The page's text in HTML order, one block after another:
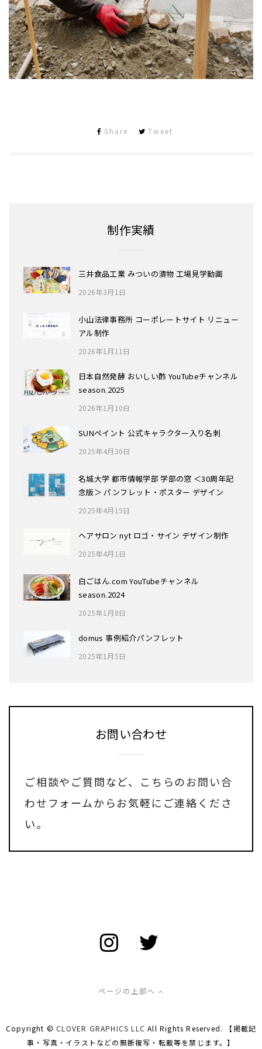
Share Tweet
制作実績
三井食品工業 みついの漬物 工場見学動画
2026年3月1日
小山法律事務所 コーポレートサイト リニュー
アル制作
2026年1月11日
日本自然発酵 おいしい酢 YouTubeチャンネル
season.2025
2026年1月10日
SUNペイント 公式キャラクター入り名刺
2025年4月30日
名城大学 都市情報学部 学部の窓 ＜30周年記
念版＞ パンフレット・ポスター デザイン
2025年4月15日
ヘアサロン nyt ロゴ・サイン デザイン制作
2025年4月1日
白ごはん.com YouTubeチャンネル
season.2024
2025年1月8日
domus 事例紹介パンフレット
2025年1月5日
お問い合わせ
ご相談やご質問など、
こちらのお問い合
わせフォームからお気軽にご連絡くださ
い。
ページの上部へ
Copyright ©CLOVER GRAPHICS LLC All Rights Reserved. 【掲載記
事・写真・イラストなどの無断複写・転載等を禁じます。】